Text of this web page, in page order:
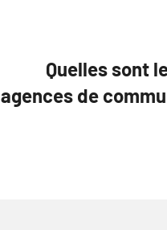
Quelles sont
agences de